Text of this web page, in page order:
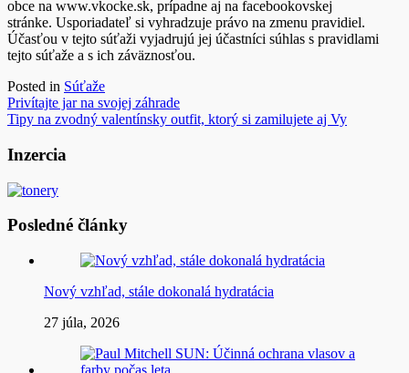
obce na www.vkocke.sk, prípadne aj na facebookovskej
stránke. Usporiadateľ si vyhradzuje právo na zmenu pravidiel.
Účasťou v tejto súťaži vyjadrujú jej účastníci súhlas s pravidlami
tejto súťaže a s ich záväznosťou.
Posted in Súťaže
Navigácia
v
článku
Privítajte jar na svojej záhrade
Tipy na zvodný valentínsky outfit, ktorý si zamilujete aj Vy
Inzercia
Posledné články
Nový vzhľad, stále dokonalá hydratácia
27 júla, 2026